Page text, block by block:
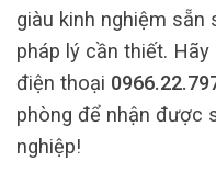
giàu kinh nghiệm sẵn
pháp lý cần thiết.
điện thoại
phòng để nhận được
nghiệp!